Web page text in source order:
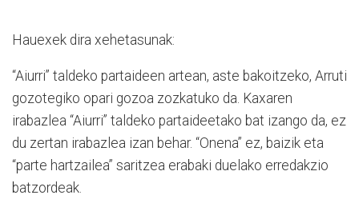
Hauexek dira xehetasunak:
“Aiurri” taldeko partaideen artean, aste bakoitzeko, Arruti
gozotegiko opari gozoa zozkatuko da. Kaxaren
irabazlea “Aiurri” taldeko partaideetako bat izango da, ez
du zertan irabazlea izan behar. “Onena” ez, baizik eta
“parte hartzailea” saritzea erabaki duelako erredakzio
batzordeak.